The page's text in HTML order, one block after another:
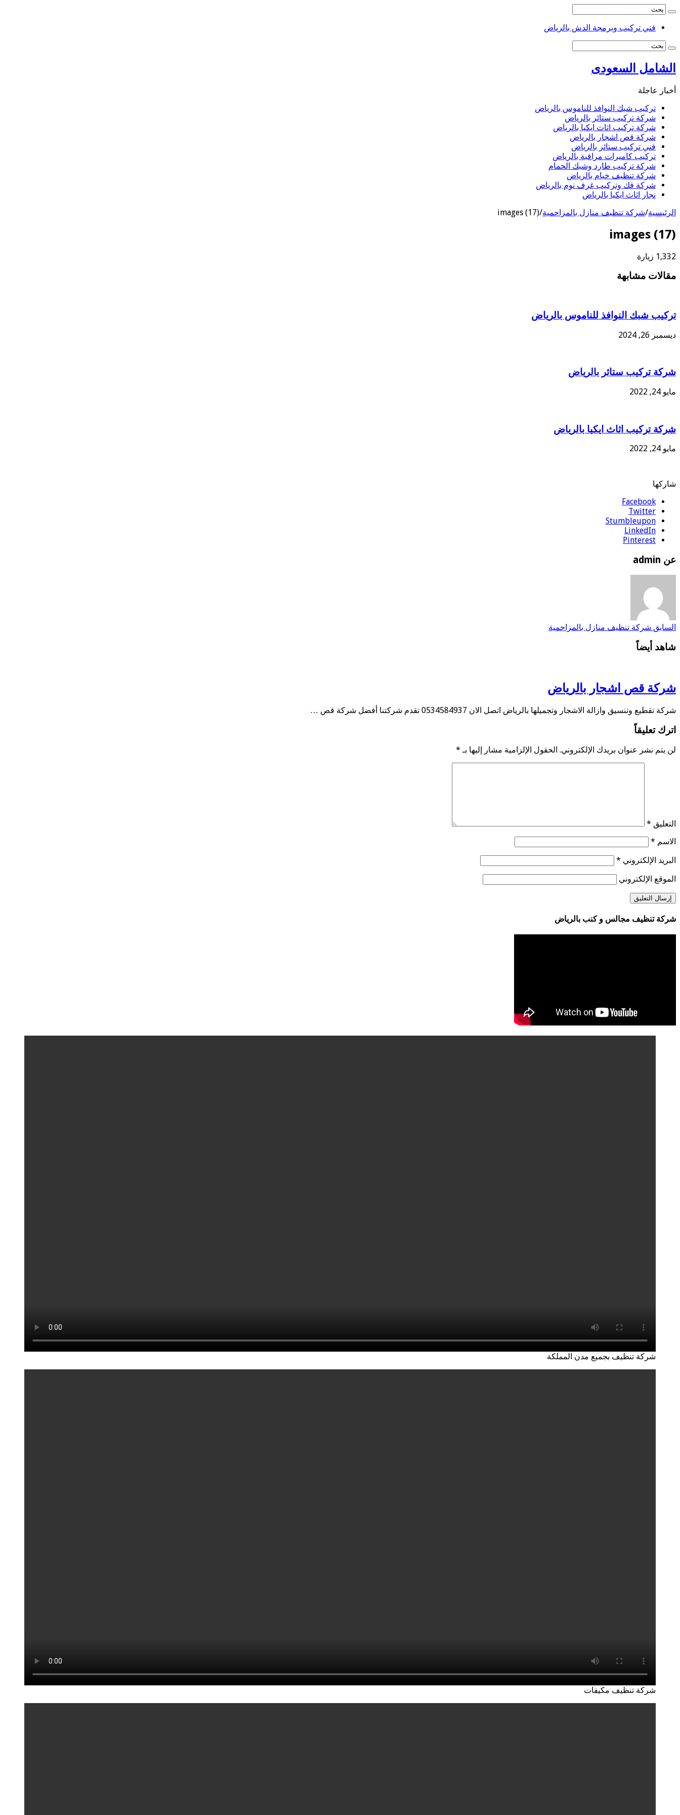
فني تركيب وبرمجة الدش بالرياض
الشامل السعودى
أخبار عاجلة
تركيب شبك النوافذ للناموس بالرياض
شركة تركيب ستائر بالرياض
شركة تركيب اثاث ايكيا بالرياض
شركة قص اشجار بالرياض
فني تركيب ستائر بالرياض
تركيب كاميرات مراقبة بالرياض
شركة تركيب طارد وشبك الحمام
شركة تنظيف خيام بالرياض
شركة فك وتركيب غرف نوم بالرياض
نجار اثاث ايكيا بالرياض
الرئيسية/شركة تنظيف منازل بالمزاحمية/
images (17)
images (17)
1,332 زيارة
مقالات مشابهة
تركيب شبك النوافذ للناموس بالرياض
ديسمبر 26, 2024
شركة تركيب ستائر بالرياض
مايو 24, 2022
شركة تركيب اثاث ايكيا بالرياض
مايو 24, 2022
شاركها
Facebook
Twitter
Stumbleupon
LinkedIn
Pinterest
عن admin
السابق شركة تنظيف منازل بالمزاحمية
شاهد أيضاً
شركة قص اشجار بالرياض
شركة تقطيع وتنسيق وازالة الاشجار وتجميلها بالرياض اتصل الان 0534584937 تقدم شركتنا أفضل شركة قص …
اترك تعليقاً
لن يتم نشر عنوان بريدك الإلكتروني. الحقول الإلزامية مشار إليها بـ *
التعليق *
الاسم *
البريد الإلكتروني *
الموقع الإلكتروني
شركة تنظيف مجالس و كنب بالرياض
شركة تنظيف بجميع مدن المملكة
شركة تنظيف مكيفات